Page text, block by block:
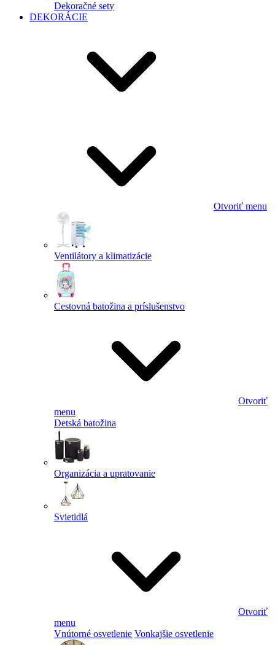
Dekoračné sety
DEKORÁCIE
Otvoriť menu
Ventilátory a klimatizácie
Cestovná batožina a príslušenstvo
Otvoriť
menu
Detská batožina
Organizácia a upratovanie
Svietidlá
Otvoriť
menu
Vnútorné osvetlenie Vonkajšie osvetlenie